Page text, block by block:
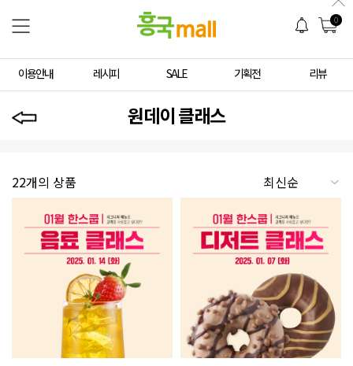
0
이용안내 레시피 SALE 기획전 리뷰
원데이 클래스
22개의 상품